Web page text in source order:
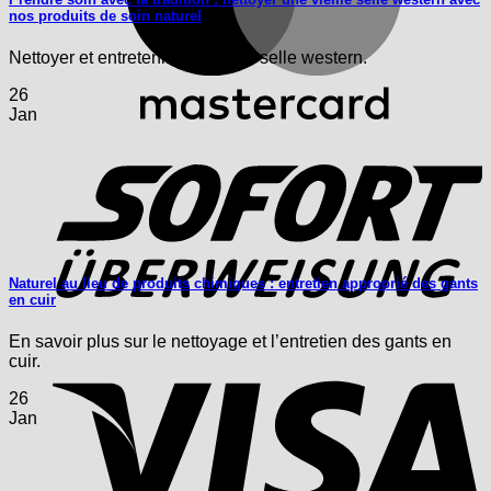
nos produits de soin naturel
Nettoyer et entretenir une vieille selle western.
26
Jan
Naturel au lieu de produits chimiques : entretien approprié des gants
en cuir
En savoir plus sur le nettoyage et l’entretien des gants en
cuir.
26
Jan